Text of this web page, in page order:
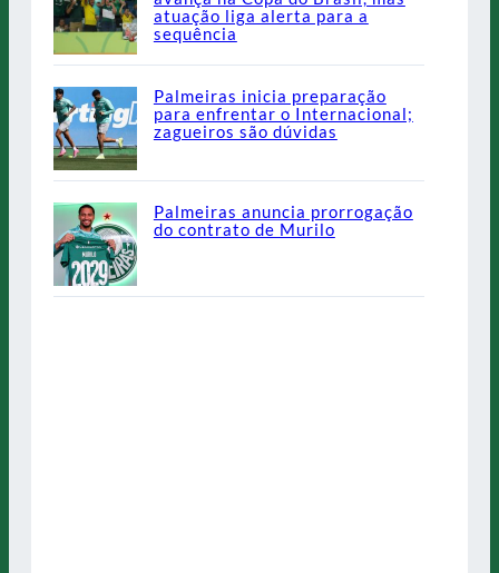
atuação liga alerta para a
sequência
Palmeiras inicia preparação
para enfrentar o Internacional;
zagueiros são dúvidas
Palmeiras anuncia prorrogação
do contrato de Murilo